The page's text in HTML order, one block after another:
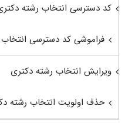
کد دسترسی انتخاب رشته
فراموشی کد دسترسی انتخاب
ویرایش انتخاب رشته دکتری
حذف اولویت انتخاب رشته